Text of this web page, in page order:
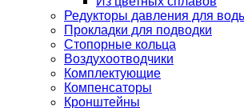
Редукторы давления для
Прокладки для подводки
Стопорные кольца
Воздухоотводчики
Комплектующие
Компенсаторы
Кронштейны